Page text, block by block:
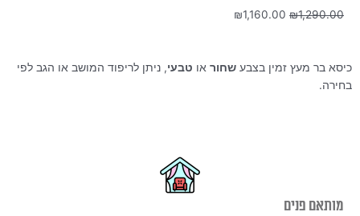
₪1,290.00
המחיר
₪1,290.00.
₪1,160.00
₪1,160.00. כיסא בר מעץ זמין בצבע שחור או טבעי, ניתן לריפוד המושב או הגב לפי
בחירה.
מותאם פנים